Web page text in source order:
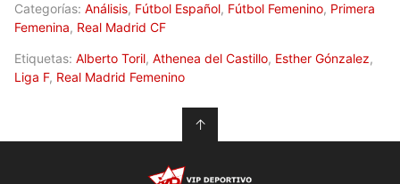
Categorías: Análisis, Fútbol Español, Fútbol Femenino, Primera
Femenina, Real Madrid CF
Etiquetas: Alberto Toril, Athenea del Castillo, Esther Gónzalez,
Liga F, Real Madrid Femenino
↑